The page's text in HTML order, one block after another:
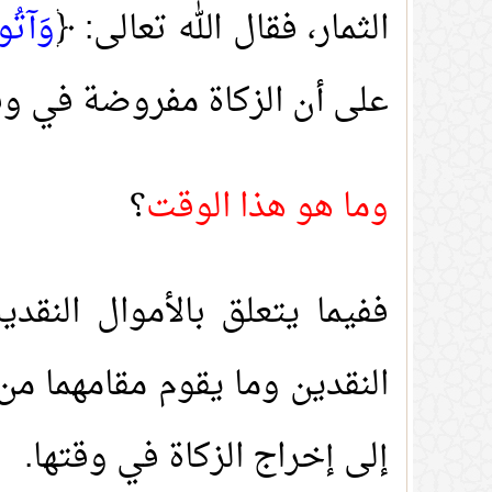
الثمار، فقال الله تعالى: ﴿
على أن الزكاة مفروضة
وما هو هذا الوقت؟
ففيما يتعلق بالأموال
النقدين وما يقوم مقامهما
إلى إخراج الزكاة في وقتها.